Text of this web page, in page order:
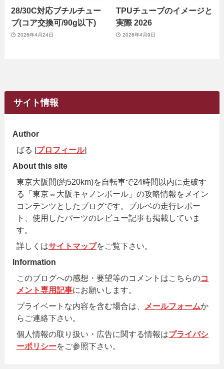
28/30C対応ブチルチュー
ブ(コア交換可/90g以下)
2026年4月24日
TPUチューブのイメージと
実際 2026
2026年4月9日
サイト情報
Author
ばる [プロフィール]
About this site
東京大阪間(約520km)を自転車で24時間以内に走破す
る「東京⇔大阪キャノンボール」の攻略情報をメイン
コンテンツとしたブログです。ブルベの走行レポー
ト、使用したパーツのレビュー記事も掲載していま
す。
詳しくはサイトマップをご覧下さい。
Information
このブログへの感想・要望等のコメントはこちらのコ
メント専用記事にお願いします。
プライベートな内容を含む場合は、
メールフォームか
らご連絡下さい。
個人情報の取り扱い・広告に関する情報はプライバシ
ーポリシーをご参照下さい。